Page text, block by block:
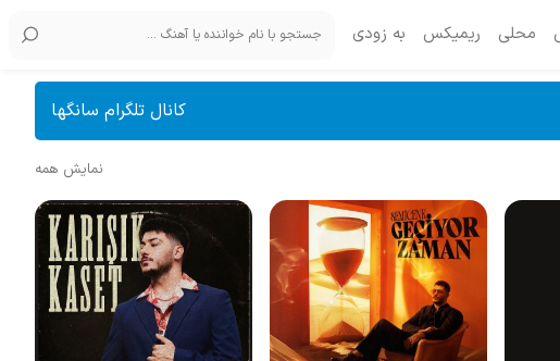
محلی ریمیکس به زودی
کانال تلگرام سانگها
نمایش همه